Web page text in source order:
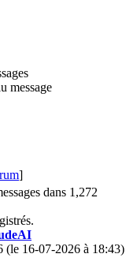
message
]
dans 1,272
(le 16-07-2026 à 18:43)